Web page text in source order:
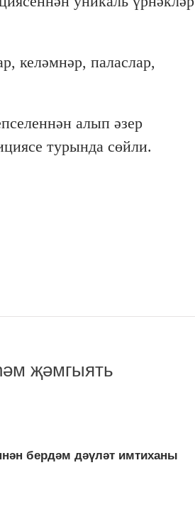
келәмнәр, паласлар,
алып әзер
турында сөйли.
җәмгыять
бердәм дәүләт имтиханы